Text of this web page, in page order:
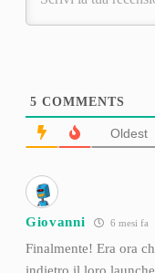
5 COMMENTS
Oldest
Giovanni 6 mesi fa
Finalmente! Era ora